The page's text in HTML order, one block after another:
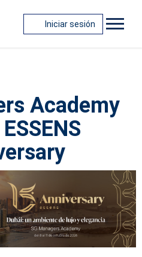
Iniciar sesión
Academy